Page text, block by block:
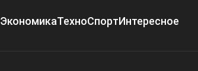
ЭкономикаТехноСпортИнтересное